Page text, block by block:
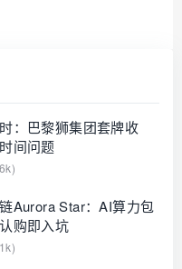
：巴黎狮集团套牌收
间问题
Aurora Star：AI算力包
购即入坑